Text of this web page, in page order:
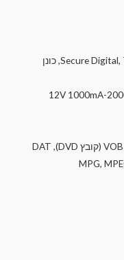
הרחבת זיכרון: תומך ב- Secure Digital, TF, MMC, MS, XD, כונן
פורמט וידאו: AVI (רק קידוד XVID, DIVX), VOB (קובץ DVD), DAT